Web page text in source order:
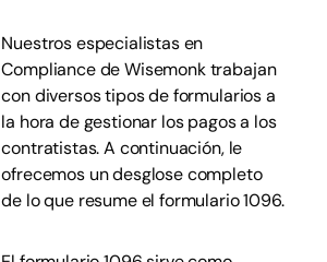
Nuestros especialistas en
Compliance de Wisemonk trabajan
con diversos tipos de formularios a
la hora de gestionar los pagos a los
contratistas. A continuación, le
ofrecemos un desglose completo
de lo que resume el formulario 1096.